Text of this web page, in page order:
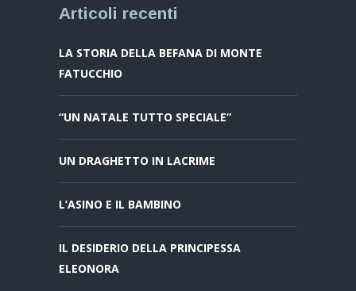
Articoli recenti
LA STORIA DELLA BEFANA DI MONTE
FATUCCHIO
“UN NATALE TUTTO SPECIALE”
UN DRAGHETTO IN LACRIME
L’ASINO E IL BAMBINO
IL DESIDERIO DELLA PRINCIPESSA
ELEONORA